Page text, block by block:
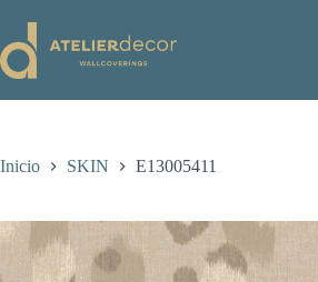
contenido
Inicio SKIN E13005411